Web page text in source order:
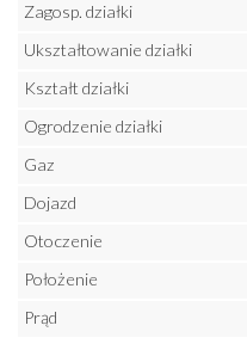
Zagosp. działki
Ukształtowanie działki
Kształt działki
Ogrodzenie działki
Gaz
Dojazd
Otoczenie
Położenie
Prąd